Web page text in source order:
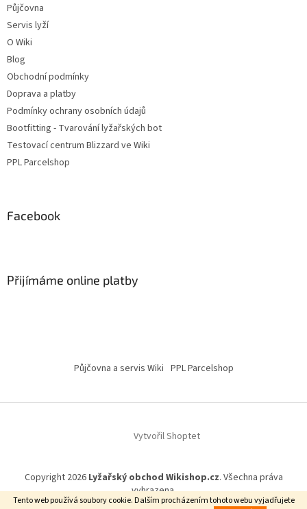
Tento web používá soubory cookie. Dalším procházením tohoto webu vyjadřujete
Půjčovna
Servis lyží
O Wiki
Blog
Obchodní podmínky
Doprava a platby
Podmínky ochrany osobních údajů
Bootfitting - Tvarování lyžařských bot
Testovací centrum Blizzard ve Wiki
PPL Parcelshop
Facebook
Přijímáme online platby
Půjčovna a servis Wiki PPL Parcelshop
Vytvořil Shoptet
Copyright 2026 Lyžařský obchod Wikishop.cz. Všechna práva
vyhrazena.